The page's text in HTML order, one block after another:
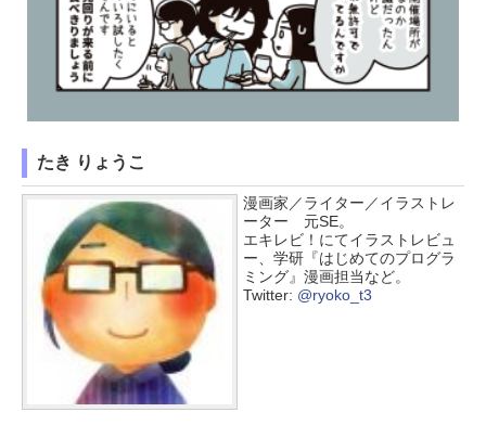
たき りょうこ
漫画家／ライター／イラストレ
ーター 元SE。
エキレビ！にてイラストレビュ
ー、学研『はじめてのプログラ
ミング』漫画担当など。
Twitter: @ryoko_t3